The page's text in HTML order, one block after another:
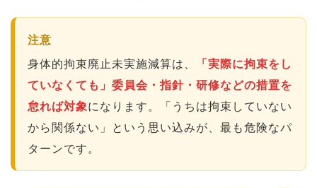
注意
身体的拘束廃止未実施減算は、
「実際に拘束をし
ていなくても」委員会・指針・研修などの措置を
怠れば対象になります。「うちは拘束していない
から関係ない」という思い込みが、最も危険なパ
ターンです。